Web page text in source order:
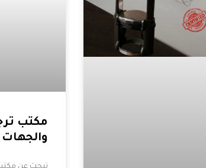
مكتب